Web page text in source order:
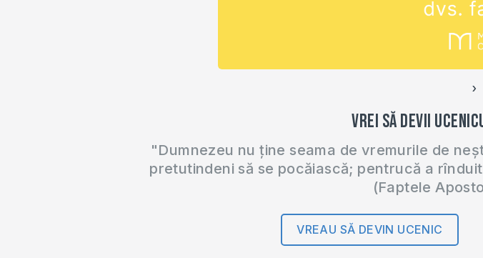
‹
Vrei să devii
"Dumnezeu nu ține seama de vremurile de
pretutindeni să se pocăiască; pentrucă a
(Faptele
VREAU SĂ DEVIN UCENIC